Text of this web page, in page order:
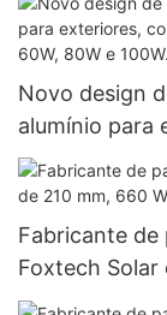
Novo design
alumínio para
à prova
Fabricante de
Foxtech Solar
132 células